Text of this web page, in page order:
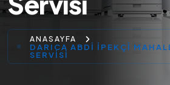
ANASAYFA
DARICA ABDI İPEKÇI
SERVISI